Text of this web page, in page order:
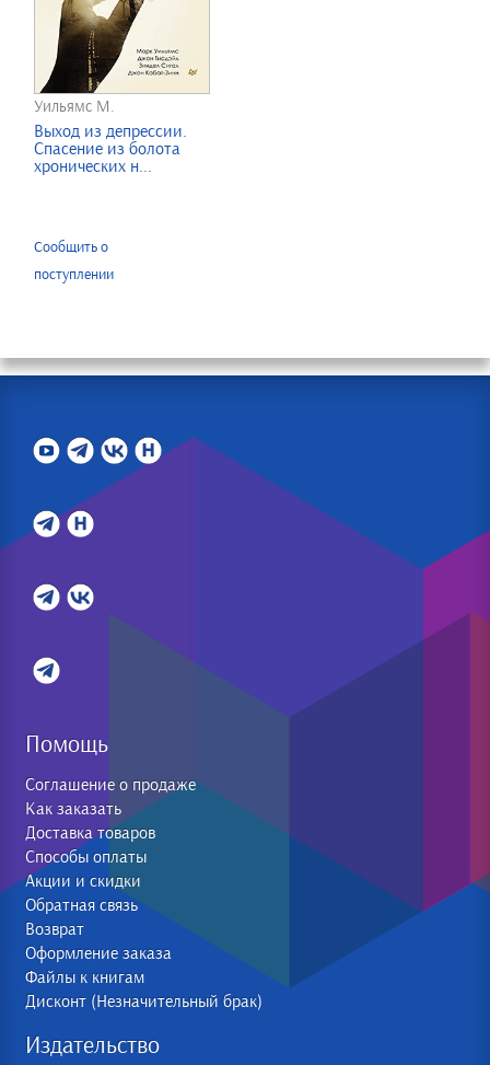
Уильямс М.
Выход из депрессии.
Спасение из болота
хронических н...
Сообщить о
поступлении
Помощь
Соглашение о продаже
Как заказать
Доставка товаров
Способы оплаты
Акции и скидки
Обратная связь
Возврат
Оформление заказа
Файлы к книгам
Дисконт (Незначительный брак)
Издательство